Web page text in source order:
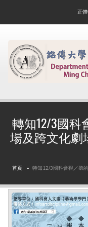
正
轉知12/3國
場及跨文化劇
首頁 轉知12/3國科會視／聽